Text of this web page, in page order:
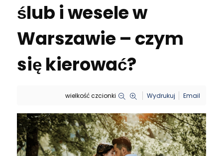
ślub i wesele w
Warszawie – czym
się kierować?
wielkość czcionki Wydrukuj Email